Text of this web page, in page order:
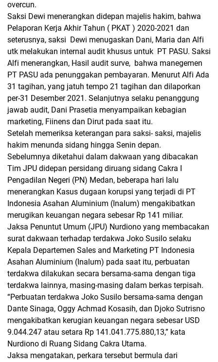
overcun.
Saksi Dewi menerangkan didepan majelis hakim, bahwa
Pelaporan Kerja Akhir Tahun ( PKAT ) 2020-2021 dan
seterusnya, saksi Dewi menugaskan Dani, Maria dan Alfi
utk melakukan internal audit khusus untuk PT PASU. Saksi
Alfi menerangkan, Hasil audit surve, bahwa manegemen
PT PASU ada penunggakan pembayaran. Menurut Alfi Ada
31 tagihan, yang jatuh tempo 21 tagihan dan dilaporkan
per-31 Desember 2021. Selanjutnya selaku penanggung
jawab audit, Dani Prasetia menyampaikan kebagian
marketing, Fiinens dan Dirut pada saat itu.
Setelah memeriksa keterangan para saksi- saksi, majelis
hakim menunda sidang hingga Senin depan.
Sebelumnya diketahui dalam dakwaan yang dibacakan
Tim JPU didepan persidang diruang sidang Cakra I
Pengadilan Negeri (PN) Medan, beberapa hari lalu
menerangkan Kasus dugaan korupsi yang terjadi di PT
Indonesia Asahan Aluminium (Inalum) mengakibatkan
merugikan keuangan negara sebesar Rp 141 miliar.
Jaksa Penuntut Umum (JPU) Nurdiono yang membacakan
surat dakwaan terhadap terdakwa Joko Susilo selaku
Kepala Departemen Sales and Marketing PT Indonesia
Asahan Aluminium (Inalum) pada saat itu, perbuatan
terdakwa dilakukan secara bersama-sama dengan tiga
terdakwa lainnya, masing-masing dalam berkas terpisah.
“Perbuatan terdakwa Joko Susilo bersama-sama dengan
Dante Sinaga, Oggy Achmad Kosasih, dan Djoko Sutrisno
mengakibatkan kerugian keuangan negara sebesar USD
9.044.247 atau setara Rp 141.041.775.880,13,” kata
Nurdiono di Ruang Sidang Cakra Utama.
Jaksa mengatakan, perkara tersebut bermula dari